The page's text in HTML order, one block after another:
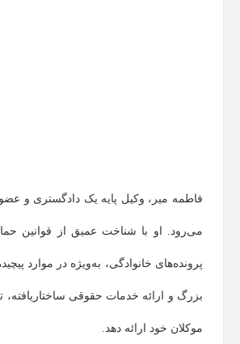
فاطمه میر، وکیل پایه یک دادگستری و
می‌رود. او با شناخت عمیق از قوانین
پرونده‌های خانوادگی، به‌ویژه در موارد
بزرگ و ارائه خدمات حقوقی
موکلان خود ارائه دهد.